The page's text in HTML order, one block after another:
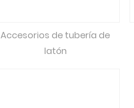
Accesorios de tubería de
latón